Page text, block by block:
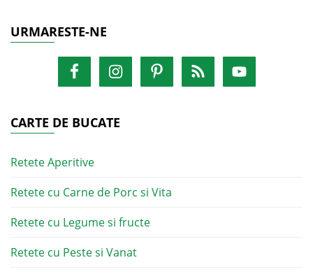
URMARESTE-NE
CARTE DE BUCATE
Retete Aperitive
Retete cu Carne de Porc si Vita
Retete cu Legume si fructe
Retete cu Peste si Vanat